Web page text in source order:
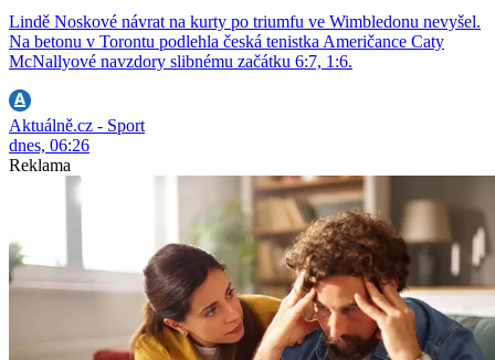
Lindě Noskové návrat na kurty po triumfu ve Wimbledonu nevyšel.
Na betonu v Torontu podlehla česká tenistka Američance Caty
McNallyové navzdory slibnému začátku 6:7, 1:6.
Aktuálně.cz - Sport
dnes, 06:26
Reklama